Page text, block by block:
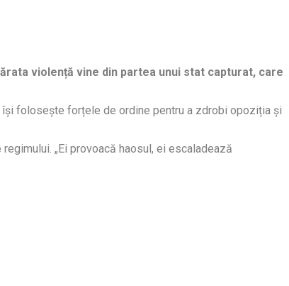
violență vine din partea unui stat capturat, care
își folosește forțele de ordine pentru a zdrobi opoziția și
„Ei provoacă haosul, ei escaladează